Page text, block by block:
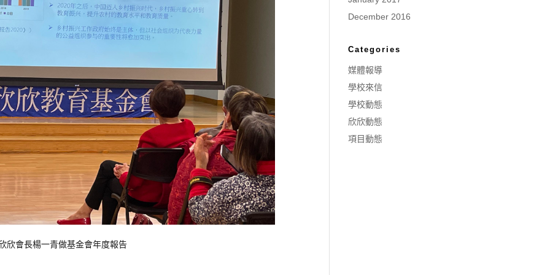
欣會長楊一青做基金會年度報告
December 2016
Categories
媒體報導
學校來信
學校動態
欣欣動態
項目動態